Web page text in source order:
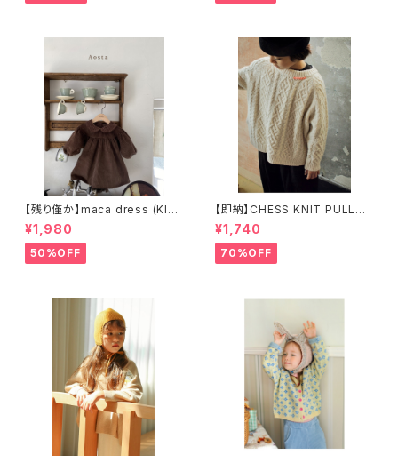
【残り僅か】maca dress (KID
S) コーデュロイワンピース
¥1,980
50%OFF
【即納】CHESS KNIT PULLOV
ER ニットケーブルプルオーバー
¥1,740
70%OFF